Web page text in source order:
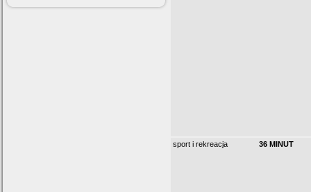
sport i rekreacja 36 MINUT